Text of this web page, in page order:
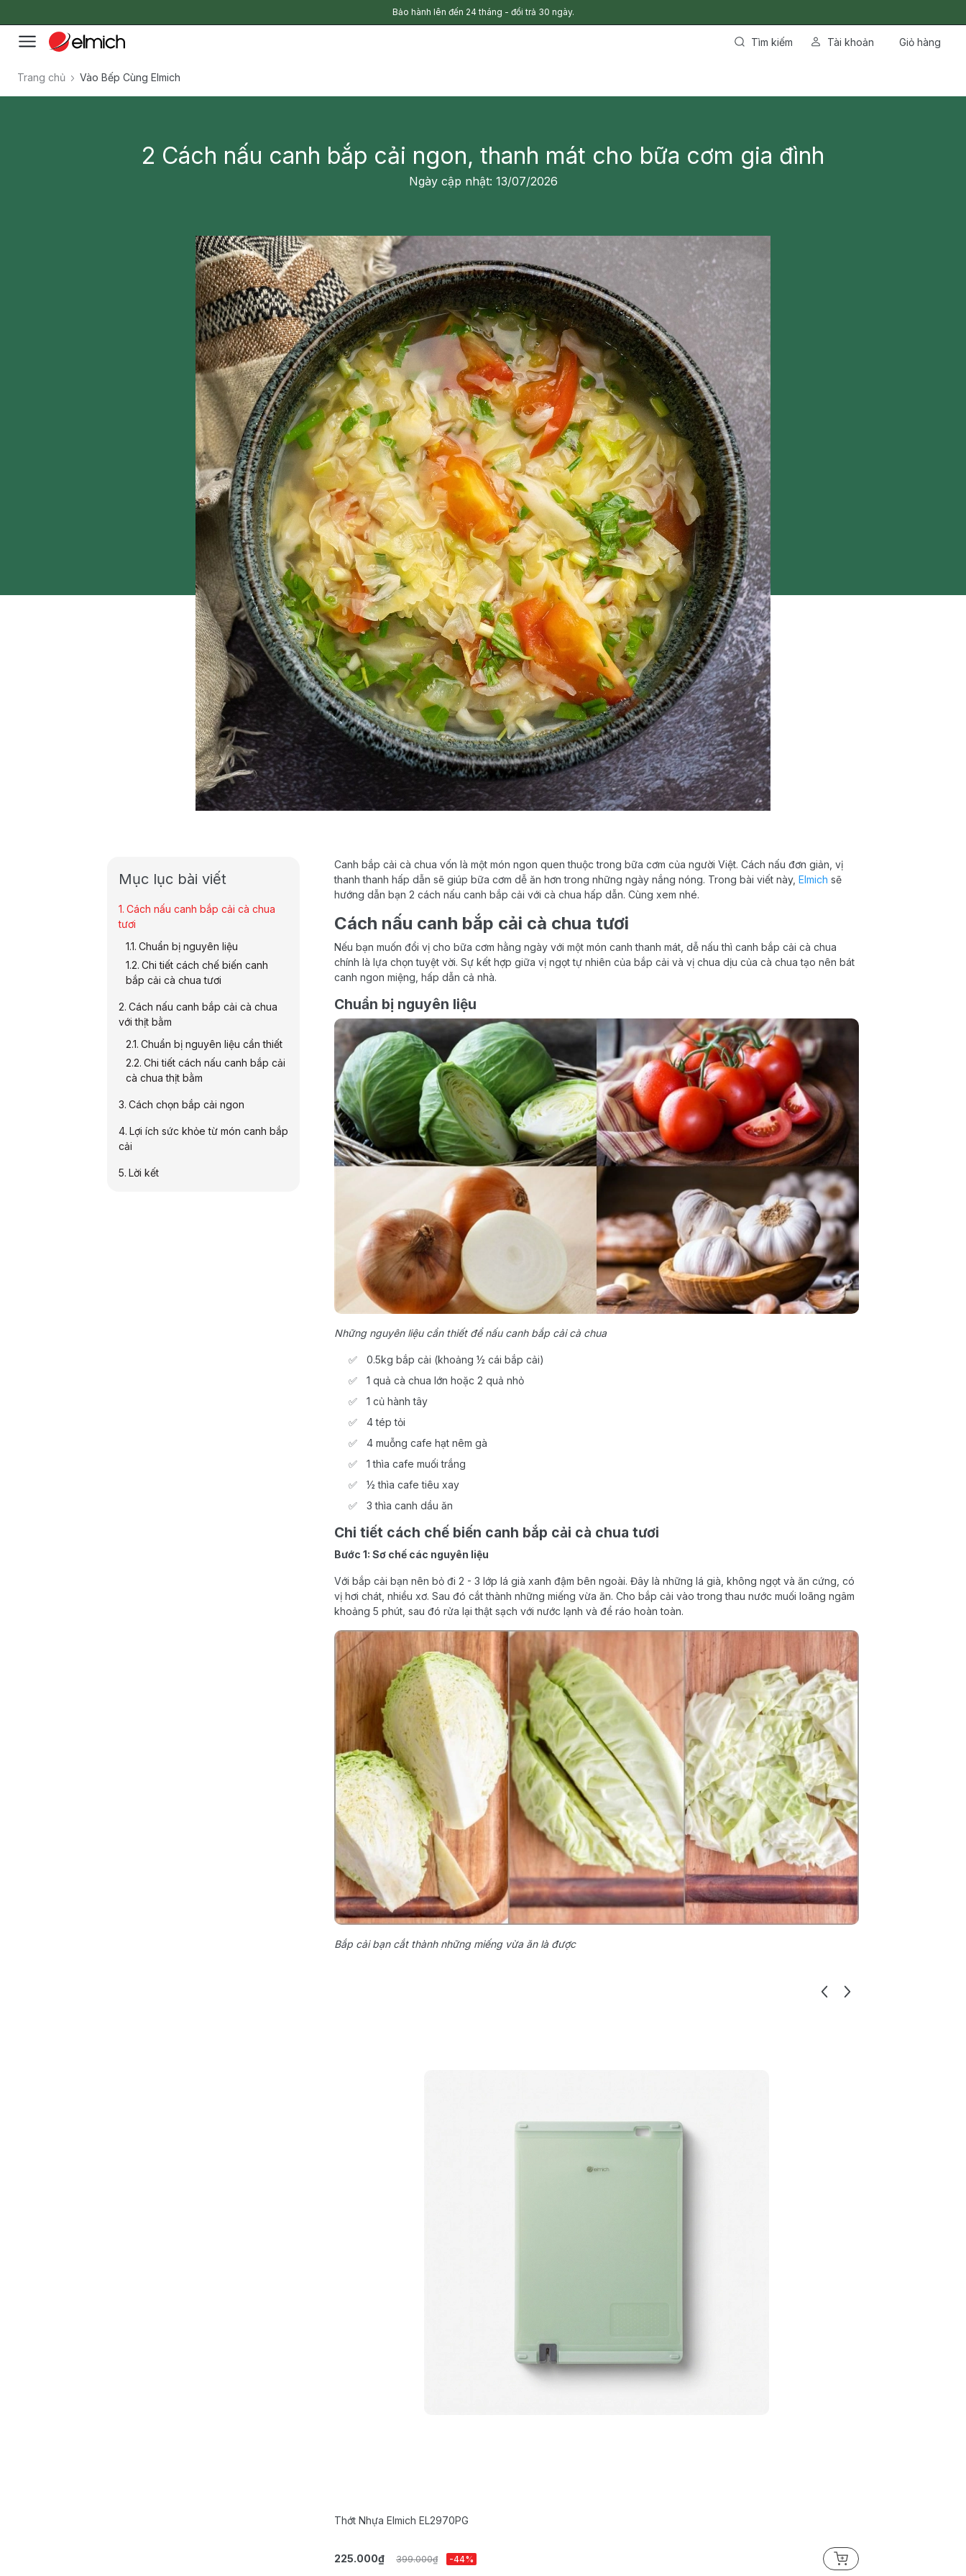
Bảo hành lên đến 24 tháng - đổi trả 30 ngày.
Tìm kiếm Tài khoản Giỏ hàng
Trang chủ Vào Bếp Cùng Elmich
2 Cách nấu canh bắp cải ngon, thanh mát cho bữa cơm gia đình
Ngày cập nhật: 13/07/2026
Canh bắp cải cà chua vốn là một món ngon quen thuộc trong bữa cơm của người Việt. Cách nấu đơn giản, vị
thanh thanh hấp dẫn sẽ giúp bữa cơm dễ ăn hơn trong những ngày nắng nóng. Trong bài viết này, Elmich sẽ
hướng dẫn bạn 2 cách nấu canh bắp cải với cà chua hấp dẫn. Cùng xem nhé.
Cách nấu canh bắp cải cà chua tươi
Nếu bạn muốn đổi vị cho bữa cơm hằng ngày với một món canh thanh mát, dễ nấu thì canh bắp cải cà chua
chính là lựa chọn tuyệt vời. Sự kết hợp giữa vị ngọt tự nhiên của bắp cải và vị chua dịu của cà chua tạo nên bát
canh ngon miệng, hấp dẫn cả nhà.
Chuẩn bị nguyên liệu
Những nguyên liệu cần thiết để nấu canh bắp cải cà chua
0.5kg bắp cải (khoảng ½ cái bắp cải)
1 quả cà chua lớn hoặc 2 quả nhỏ
1 củ hành tây
4 tép tỏi
4 muỗng cafe hạt nêm gà
1 thìa cafe muối trắng
½ thìa cafe tiêu xay
3 thìa canh dầu ăn
Chi tiết cách chế biến canh bắp cải cà chua tươi
Bước 1: Sơ chế các nguyên liệu
Với bắp cải bạn nên bỏ đi 2 - 3 lớp lá già xanh đậm bên ngoài. Đây là những lá già, không ngọt và ăn cứng, có
vị hơi chát, nhiều xơ. Sau đó cắt thành những miếng vừa ăn. Cho bắp cải vào trong thau nước muối loãng ngâm
khoảng 5 phút, sau đó rửa lại thật sạch với nước lạnh và để ráo hoàn toàn.
Bắp cải bạn cắt thành những miếng vừa ăn là được
Thớt Nhựa Elmich EL2970PG
225.000₫ 399.000₫ -44%
Mục lục bài viết
Cách nấu canh bắp cải cà chua
tươi
Chuẩn bị nguyên liệu
Chi tiết cách chế biến canh
bắp cải cà chua tươi
Cách nấu canh bắp cải cà chua
với thịt bằm
Chuẩn bị nguyên liệu cần thiết
Chi tiết cách nấu canh bắp cải
cà chua thịt bằm
Cách chọn bắp cải ngon
Lợi ích sức khỏe từ món canh bắp
cải
Lời kết